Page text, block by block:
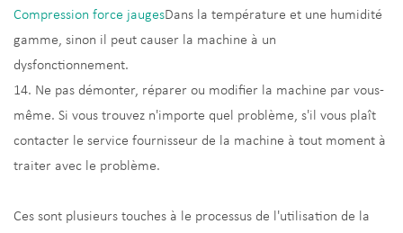
Compression force jaugesDans la température et une humidité
gamme, sinon il peut causer la machine à un
dysfonctionnement.
14. Ne pas démonter, réparer ou modifier la machine par vous-
même. Si vous trouvez n'importe quel problème, s'il vous plaît
contacter le service fournisseur de la machine à tout moment à
traiter avec le problème.
Ces sont plusieurs touches à le processus de l'utilisation de la